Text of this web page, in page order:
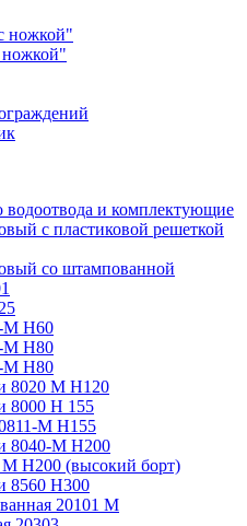
ножкой"
ножкой"
водоотвода и комплектующие
с пластиковой решеткой
со штампованной
М H60
М H80
М H80
8020 М H120
8000 Н 155
М H155
8040-М H200
H200 (высокий борт)
8560 Н300
20101 М